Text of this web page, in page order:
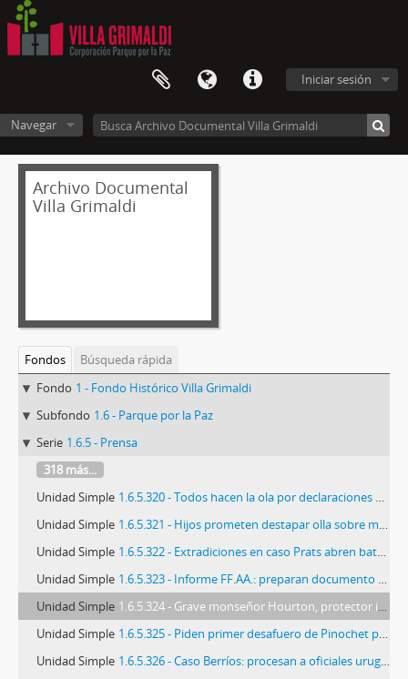
Iniciar sesión
Navegar
Archivo Documental
Villa Grimaldi
Fondos
Búsqueda rápida
Fondo 1 - Fondo Histórico Villa Grimaldi
Subfondo 1.6 - Parque por la Paz
Serie 1.6.5 - Prensa
318 más...
Unidad Simple 1.6.5.320 - Todos hacen la ola por declaraciones de Cheyre
Unidad Simple 1.6.5.321 - Hijos prometen destapar olla sobre muerte de Eduardo frei
Unidad Simple 1.6.5.322 - Extradiciones en caso Prats abren batalla en la Suprema
Unidad Simple 1.6.5.323 - Informe FF.AA.: preparan documento por primer aniversario
Unidad Simple 1.6.5.324 - Grave monseñor Hourton, protector incansable de los derechos humanos
Unidad Simple 1.6.5.325 - Piden primer desafuero de Pinochet por su "lucidez" en entrevista de Miami
Unidad Simple 1.6.5.326 - Caso Berríos: procesan a oficiales uruguayos y piden su extradición